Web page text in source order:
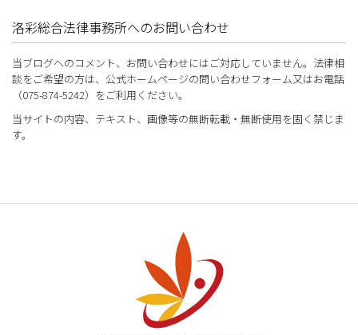
洛彩総合法律事務所へのお問い合わせ
当ブログへのコメント、お問い合わせにはご対応していません。法律相
談をご希望の方は、公式ホームページの問い合わせフォーム又はお電話
（075-874-5242）をご利用ください。
当サイトの内容、テキスト、画像等の無断転載・無断使用を固く禁じま
す。